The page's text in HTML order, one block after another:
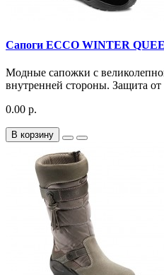
Сапоги ECCO WINTER
Модные сапожки с
внутренней стороны. Защита от
0.00 р.
В корзину